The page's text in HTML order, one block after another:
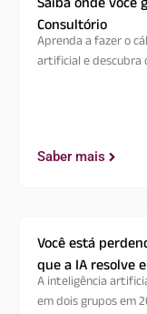
Saiba onde você
Consultório
Aprenda a fazer o
artificial e descubra
Saber mais
Você está
que a IA resolve
A inteligência
em dois grupos em